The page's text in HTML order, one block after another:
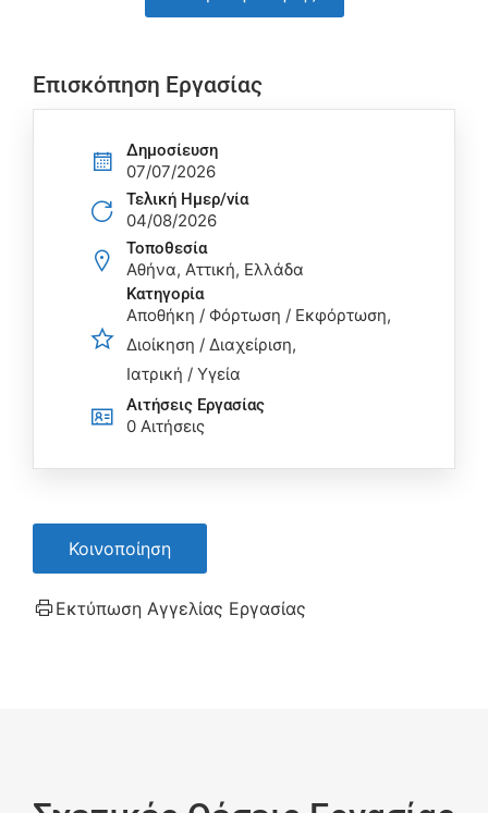
Επισκόπηση Εργασίας
Δημοσίευση
07/07/2026
Τελική Ημερ/νία
04/08/2026
Τοποθεσία
Αθήνα, Αττική, Ελλάδα
Κατηγορία
Αποθήκη / Φόρτωση / Εκφόρτωση
Διοίκηση / Διαχείριση
Ιατρική / Υγεία
Αιτήσεις Eργασίας
0 Αιτήσεις
Κοινοποίηση
Εκτύπωση Αγγελίας Εργασίας